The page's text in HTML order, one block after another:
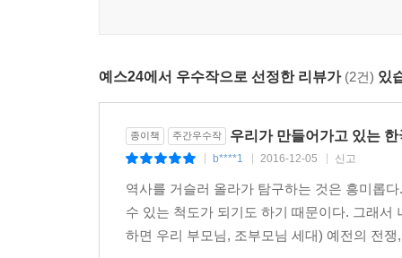
른팔이었던 사람이 반정부투쟁을 하는 학생 대표
나는 어떻게 되든 이 싸움이 패배로 끝날 것이라
경만 하고 있는데 무슨 수로 신군부의 폭력을 이
는 한이 있어도 일단 오늘 죽는 것은 면했다. 저
‘백 원짜리’ 욕을 섞어가며 학생회 지도부를 성
공통분모를 지니고 있는 만큼 유시민은 같은 시
하고 싶었던 것일까.
우선 유시민은 2012년에 치러진 제18대 대선이
비친 역대 대통령들에 대한 평가를 잠시 살펴보
박정희 대통령은 고결한 인간은 아니었으나 ‘
대통령은 가장 평가절하되어 있으나 그의 대북
예스24에서 우수작으로 선정한 리뷰가 (2건) 있
종이책 주간우수작 우리가 만들어가고 있는
b****1 2016-12-05 신고
역사를 거슬러 올라가 탐구하는 것은 흥미롭
수 있는 척도가 되기도 하기 때문이다. 그래
하면 우리 부모님, 조부모님 세대) 예전의 전